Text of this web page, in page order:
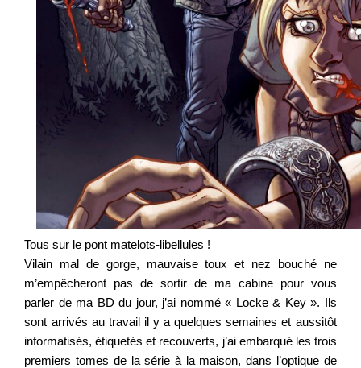
Tous sur le pont matelots-libellules !
Vilain mal de gorge, mauvaise toux et nez bouché ne
m’empêcheront pas de sortir de ma cabine pour vous
parler de ma BD du jour, j’ai nommé « Locke & Key ». Ils
sont arrivés au travail il y a quelques semaines et aussitôt
informatisés, étiquetés et recouverts, j’ai embarqué les trois
premiers tomes de la série à la maison, dans l’optique de